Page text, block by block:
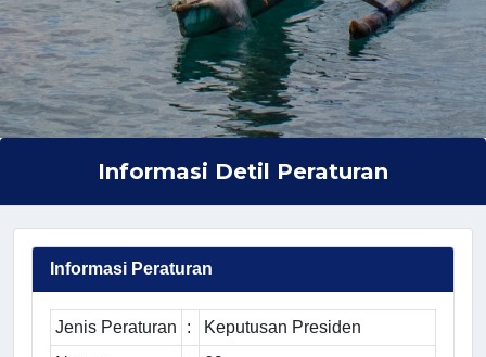
Informasi Detil Peraturan
Informasi Peraturan
Jenis Peraturan :
Keputusan Presiden